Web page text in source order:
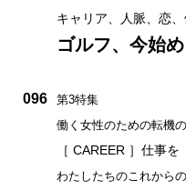
キャリア、人脈、恋、
ゴルフ、今始め
096
第3特集
働く女性のための転機
［ CAREER ］仕事を
わたしたちのこれから